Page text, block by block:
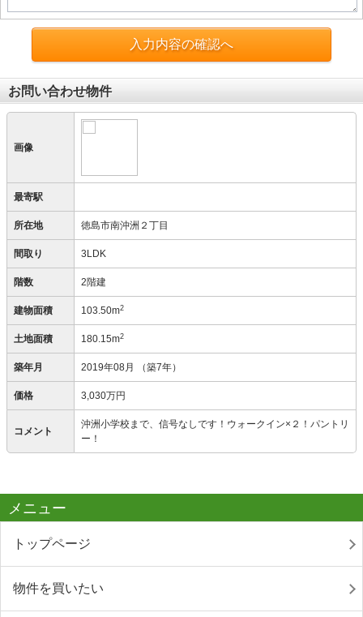
入力内容の確認へ
お問い合わせ物件
画像
最寄駅
所在地 徳島市南沖洲２丁目
間取り 3LDK
階数 2階建
建物面積 103.50m2
土地面積 180.15m2
築年月 2019年08月 （築7年）
価格 3,030万円
コメント
沖洲小学校まで、信号なしです！ウォークイン×２！パントリ
ー！
メニュー
トップページ
物件を買いたい